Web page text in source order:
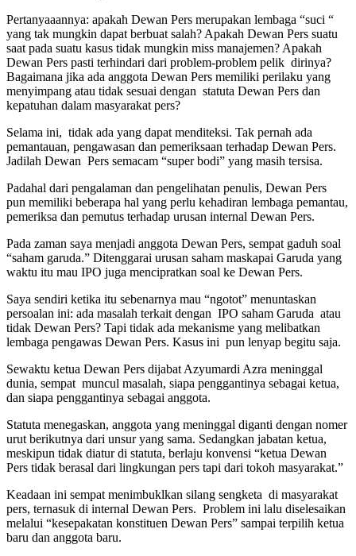
Pertanyaaannya: apakah Dewan Pers merupakan lembaga “suci “
yang tak mungkin dapat berbuat salah? Apakah Dewan Pers suatu
saat pada suatu kasus tidak mungkin miss manajemen? Apakah
Dewan Pers pasti terhindari dari problem-problem pelik dirinya?
Bagaimana jika ada anggota Dewan Pers memiliki perilaku yang
menyimpang atau tidak sesuai dengan statuta Dewan Pers dan
kepatuhan dalam masyarakat pers?
Selama ini, tidak ada yang dapat menditeksi. Tak pernah ada
pemantauan, pengawasan dan pemeriksaan terhadap Dewan Pers.
Jadilah Dewan Pers semacam “super bodi” yang masih tersisa.
Padahal dari pengalaman dan pengelihatan penulis, Dewan Pers
pun memiliki beberapa hal yang perlu kehadiran lembaga pemantau,
pemeriksa dan pemutus terhadap urusan internal Dewan Pers.
Pada zaman saya menjadi anggota Dewan Pers, sempat gaduh soal
“saham garuda.” Ditenggarai urusan saham maskapai Garuda yang
waktu itu mau IPO juga mencipratkan soal ke Dewan Pers.
Saya sendiri ketika itu sebenarnya mau “ngotot” menuntaskan
persoalan ini: ada masalah terkait dengan IPO saham Garuda atau
tidak Dewan Pers? Tapi tidak ada mekanisme yang melibatkan
lembaga pengawas Dewan Pers. Kasus ini pun lenyap begitu saja.
Sewaktu ketua Dewan Pers dijabat Azyumardi Azra meninggal
dunia, sempat muncul masalah, siapa penggantinya sebagai ketua,
dan siapa penggantinya sebagai anggota.
Statuta menegaskan, anggota yang meninggal diganti dengan nomer
urut berikutnya dari unsur yang sama. Sedangkan jabatan ketua,
meskipun tidak diatur di statuta, berlaju konvensi “ketua Dewan
Pers tidak berasal dari lingkungan pers tapi dari tokoh masyarakat.”
Keadaan ini sempat menimbuklkan silang sengketa di masyarakat
pers, ternasuk di internal Dewan Pers. Problem ini lalu diselesaikan
melalui “kesepakatan konstituen Dewan Pers” sampai terpilih ketua
baru dan anggota baru.